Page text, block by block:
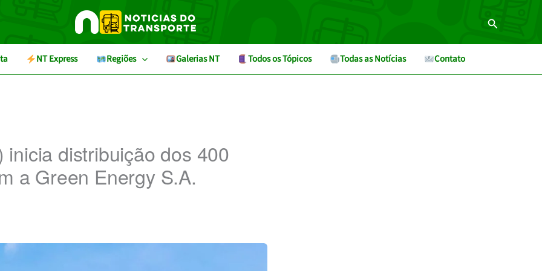
Pesquisar
NT Express Regiões Galerias NT Todos os Tópicos Todas as Notícias Contato
distribuição dos 400
a Green Energy S.A.